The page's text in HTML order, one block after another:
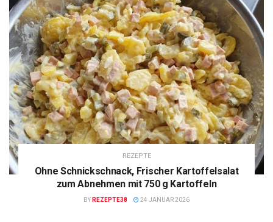
REZEPTE
Ohne Schnickschnack, Frischer Kartoffelsalat
zum Abnehmen mit 750 g Kartoffeln
BY REZEPTE38 24 JANUAR 2026